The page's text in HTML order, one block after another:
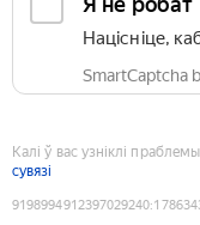
Націсніце,
SmartCaptcha
Калі ў вас узніклі
сувязі
9198994912397029240: